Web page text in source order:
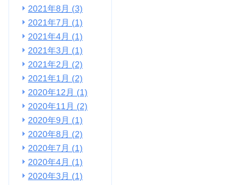
2021年8月 (3)
2021年7月 (1)
2021年4月 (1)
2021年3月 (1)
2021年2月 (2)
2021年1月 (2)
2020年12月 (1)
2020年11月 (2)
2020年9月 (1)
2020年8月 (2)
2020年7月 (1)
2020年4月 (1)
2020年3月 (1)